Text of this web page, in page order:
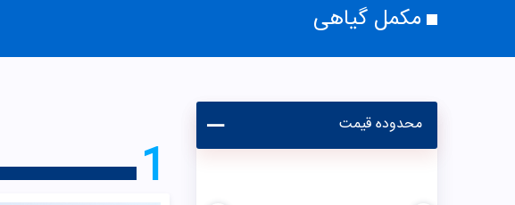
مکمل گیاهی
محدوده قیمت
1